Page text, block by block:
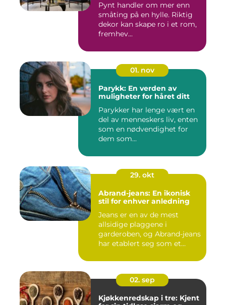
Pynt handler om mer enn
småting på en hylle. Riktig
dekor kan skape ro i et rom,
fremhev...
01. nov
Parykk: En verden av
muligheter for håret ditt
Parykker har lenge vært en
del av menneskers liv, enten
som en nødvendighet for
dem som...
29. okt
Abrand-jeans: En ikonisk
stil for enhver anledning
Jeans er en av de mest
allsidige plaggene i
garderoben, og Abrand-jeans
har etablert seg som et
02. sep
Kjøkkenredskap i tre: Kjent